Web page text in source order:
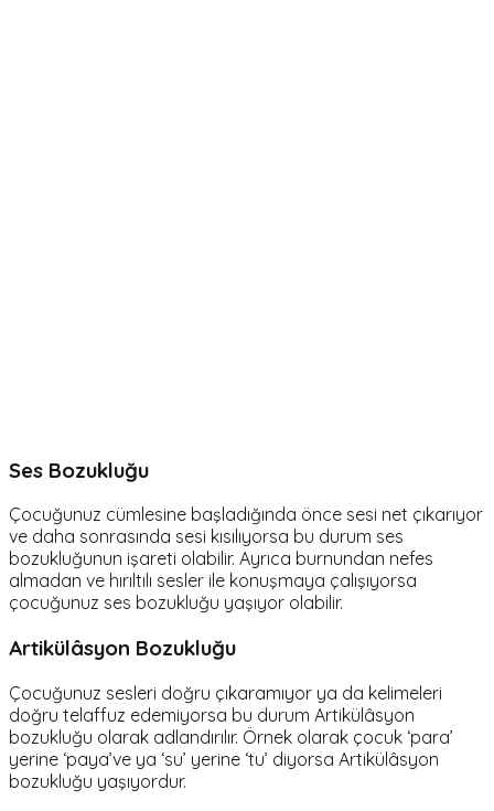
Ses Bozukluğu
Çocuğunuz cümlesine başladığında önce sesi net çıkarıyor
ve daha sonrasında sesi kısılıyorsa bu durum ses
bozukluğunun işareti olabilir. Ayrıca burnundan nefes
almadan ve hırıltılı sesler ile konuşmaya çalışıyorsa
çocuğunuz ses bozukluğu yaşıyor olabilir.
Artikülâsyon Bozukluğu
Çocuğunuz sesleri doğru çıkaramıyor ya da kelimeleri
doğru telaffuz edemiyorsa bu durum Artikülâsyon
bozukluğu olarak adlandırılır. Örnek olarak çocuk ‘para’
yerine ‘paya’ve ya ‘su’ yerine ‘tu’ diyorsa Artikülâsyon
bozukluğu yaşıyordur.